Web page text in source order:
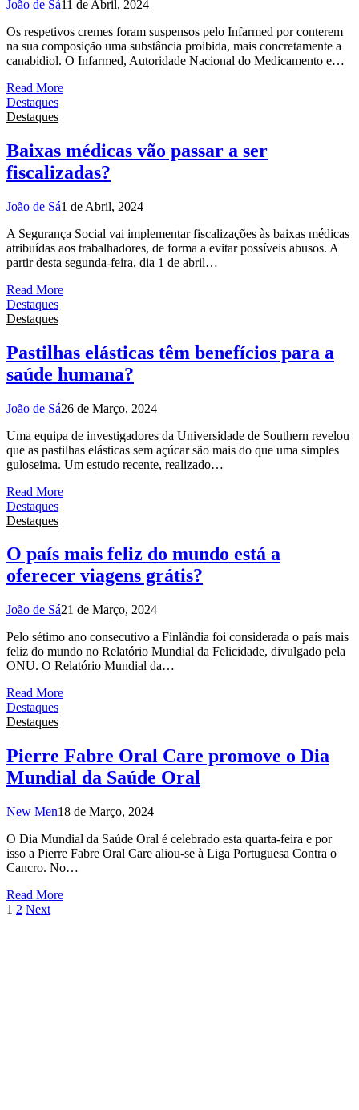
João de Sá11 de Abril, 2024
Os respetivos cremes foram suspensos pelo Infarmed por conterem
na sua composição uma substância proibida, mais concretamente a
canabidiol. O Infarmed, Autoridade Nacional do Medicamento e…
Read More
Destaques
Destaques
Baixas médicas vão passar a ser
fiscalizadas?
João de Sá1 de Abril, 2024
A Segurança Social vai implementar fiscalizações às baixas médicas
atribuídas aos trabalhadores, de forma a evitar possíveis abusos. A
partir desta segunda-feira, dia 1 de abril…
Read More
Destaques
Destaques
Pastilhas elásticas têm benefícios para a
saúde humana?
João de Sá26 de Março, 2024
Uma equipa de investigadores da Universidade de Southern revelou
que as pastilhas elásticas sem açúcar são mais do que uma simples
guloseima. Um estudo recente, realizado…
Read More
Destaques
Destaques
O país mais feliz do mundo está a
oferecer viagens grátis?
João de Sá21 de Março, 2024
Pelo sétimo ano consecutivo a Finlândia foi considerada o país mais
feliz do mundo no Relatório Mundial da Felicidade, divulgado pela
ONU. O Relatório Mundial da…
Read More
Destaques
Destaques
Pierre Fabre Oral Care promove o Dia
Mundial da Saúde Oral
New Men18 de Março, 2024
O Dia Mundial da Saúde Oral é celebrado esta quarta-feira e por
isso a Pierre Fabre Oral Care aliou-se à Liga Portuguesa Contra o
Cancro. No…
Read More
1 2 Next